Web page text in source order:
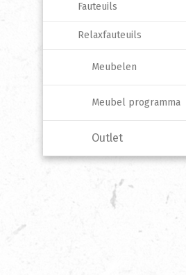
Fauteuils
Relaxfauteuils
Meubelen
Meubel programma
Outlet